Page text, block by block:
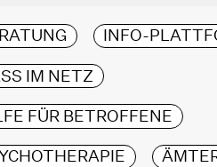
INFO-
IM NETZ
FÜR BETROFFENE